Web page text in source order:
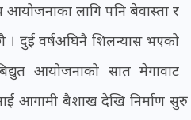
आयोजनाका लागि पनि बेवास्ता र
। दुई वर्षअघिनै शिलन्यास भएको
आयोजनाको सात मेगावाट
आगामी बैशाख देखि निर्माण सुरु